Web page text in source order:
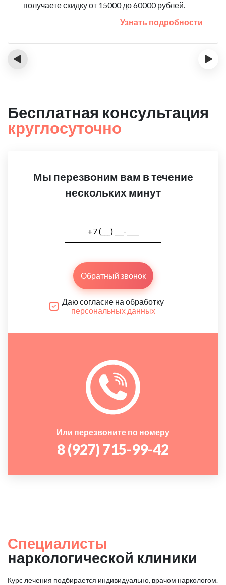
получаете скидку от 15000 до 60000 рублей.
Узнать подробности
‹ ›
Бесплатная консультация
круглосуточно
Мы перезвоним вам в течение
нескольких минут
Обратный звонок
Даю согласие на обработку
персональных данных
Или перезвоните по номеру
8 (927) 715-99-42
Специалисты
наркологической клиники
Курс лечения подбирается индивидуально, врачом наркологом.